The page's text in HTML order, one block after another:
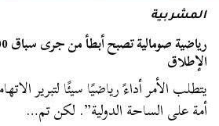
المشربية
الإطلاق
يتطلب الأمر أداءً رياضيًا سيئًا لتبرير
أمة على الساحة الدولية”. لكن تم…